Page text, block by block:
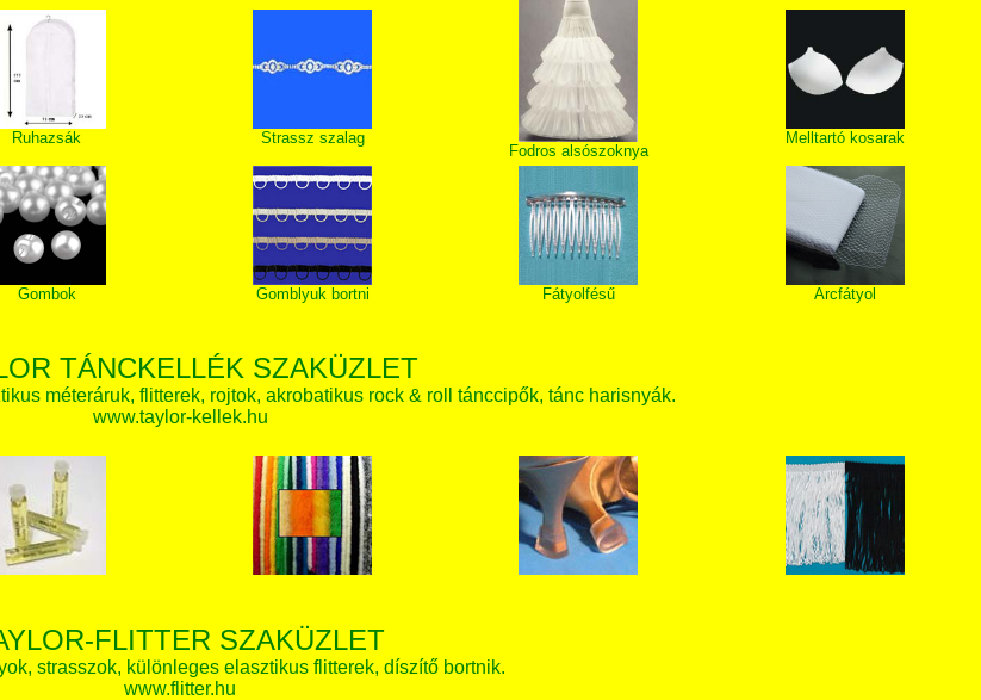
Ruhazsák Strassz szalag
Fodros alsószoknya
Melltartó kosarak
Gombok Gomblyuk bortni Fátyolfésű Arcfátyol
TÁNCKELLÉK SZAKÜZLET
méteráruk, flitterek, rojtok, akrobatikus rock & roll tánccipők, tánc harisnyák.
www.taylor-kellek.hu
FLITTER SZAKÜZLET
strasszok, különleges elasztikus flitterek, díszítő bortnik.
www.flitter.hu